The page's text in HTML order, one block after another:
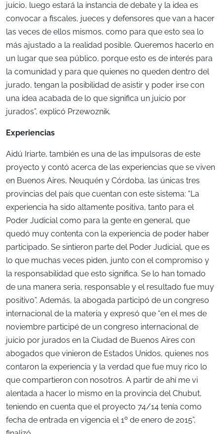
juicio, luego estará la instancia de debate y la idea es
convocar a fiscales, jueces y defensores que van a hacer
las veces de ellos mismos, como para que esto sea lo
más ajustado a la realidad posible. Queremos hacerlo en
un lugar que sea público, porque esto es de interés para
la comunidad y para que quienes no queden dentro del
jurado, tengan la posibilidad de asistir y poder irse con
una idea acabada de lo que significa un juicio por
jurados”, explicó Przewoznik.
Experiencias
Aidú Iriarte, también es una de las impulsoras de este
proyecto y contó acerca de las experiencias que se viven
en Buenos Aires, Neuquén y Córdoba, las únicas tres
provincias del país que cuentan con este sistema: “La
experiencia ha sido altamente positiva, tanto para el
Poder Judicial como para la gente en general, que
quedó muy contenta con la experiencia de poder haber
participado. Se sintieron parte del Poder Judicial, que es
lo que muchas veces piden, junto con el compromiso y
la responsabilidad que esto significa. Se lo han tomado
de una manera seria, responsable y el resultado fue muy
positivo”. Además, la abogada participó de un congreso
internacional de la materia y expresó que “en el mes de
noviembre participé de un congreso internacional de
juicio por jurados en la Ciudad de Buenos Aires con
abogados que vinieron de Estados Unidos, quienes nos
contaron la experiencia y la verdad que fue muy rico lo
que compartieron con nosotros. A partir de ahí me vi
alentada a hacer lo mismo en la provincia del Chubut,
teniendo en cuenta que el proyecto 74/14 tenía como
fecha de entrada en vigencia el 1º de enero de 2015”,